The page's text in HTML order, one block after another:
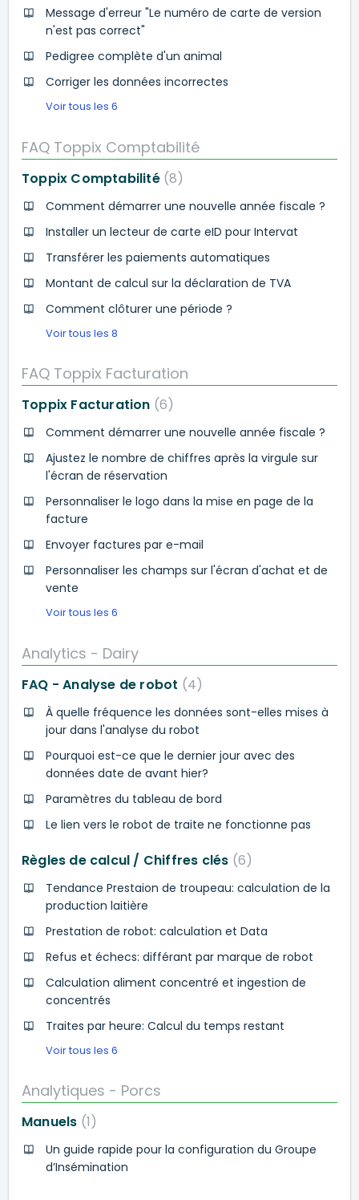
Message d'erreur "Le numéro de carte de version
n'est pas correct"
Pedigree complète d'un animal
Corriger les données incorrectes
Voir tous les 6
FAQ Toppix Comptabilité
Toppix Comptabilité 8
Comment démarrer une nouvelle année fiscale ?
Installer un lecteur de carte eID pour Intervat
Transférer les paiements automatiques
Montant de calcul sur la déclaration de TVA
Comment clôturer une période ?
Voir tous les 8
FAQ Toppix Facturation
Toppix Facturation 6
Comment démarrer une nouvelle année fiscale ?
Ajustez le nombre de chiffres après la virgule sur
l'écran de réservation
Personnaliser le logo dans la mise en page de la
facture
Envoyer factures par e-mail
Personnaliser les champs sur l'écran d'achat et de
vente
Voir tous les 6
Analytics - Dairy
FAQ - Analyse de robot 4
À quelle fréquence les données sont-elles mises à
jour dans l'analyse du robot
Pourquoi est-ce que le dernier jour avec des
données date de avant hier?
Paramètres du tableau de bord
Le lien vers le robot de traite ne fonctionne pas
Règles de calcul / Chiffres clés 6
Tendance Prestaion de troupeau: calculation de la
production laitière
Prestation de robot: calculation et Data
Refus et échecs: différant par marque de robot
Calculation aliment concentré et ingestion de
concentrés
Traites par heure: Calcul du temps restant
Voir tous les 6
Analytiques - Porcs
Manuels 1
Un guide rapide pour la configuration du Groupe
d’Insémination